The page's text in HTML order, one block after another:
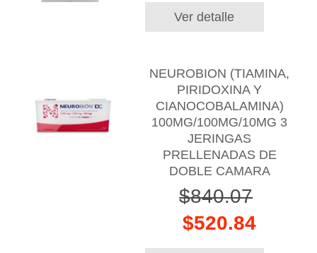
Ver detalle
NEUROBION (TIAMINA,
PIRIDOXINA Y
CIANOCOBALAMINA)
100MG/100MG/10MG 3
JERINGAS
PRELLENADAS DE
DOBLE CAMARA
$840.07
$520.84